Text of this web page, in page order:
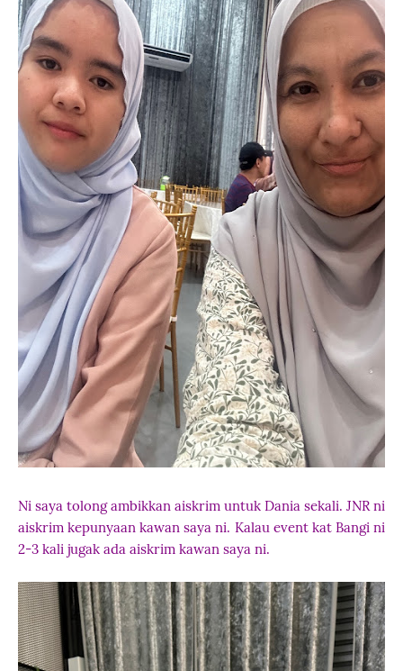
Ni saya tolong ambikkan aiskrim untuk Dania sekali. JNR ni
aiskrim kepunyaan kawan saya ni. Kalau event kat Bangi ni
2-3 kali jugak ada aiskrim kawan saya ni.